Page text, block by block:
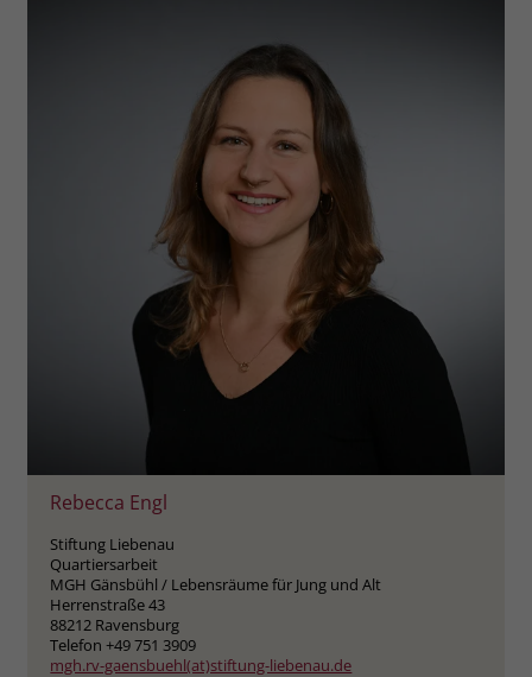
Rebecca Engl
Stiftung Liebenau
Quartiersarbeit
MGH Gänsbühl / Lebensräume für Jung und Alt
Herrenstraße 43
88212 Ravensburg
Telefon +49 751 3909
mgh.rv-gaensbuehl(at)stiftung-liebenau.de